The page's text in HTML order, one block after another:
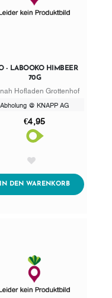
- LABOOKO HIMBEER
70G
Hofladen Grottenhof
Abholung @ KNAPP AG
€4,95
IN DEN WARENKORBADDTOCART